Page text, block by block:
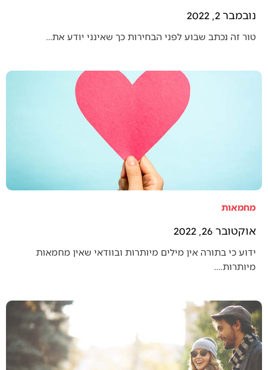
נובמבר 2, 2022
טור זה נכתב שבוע לפני הבחירות כך שאינני יודע את…
מחמאות
אוקטובר 26, 2022
ידוע כי בתורה אין מילים מיותרות ובוודאי שאין מחמאות
מיותרות.…